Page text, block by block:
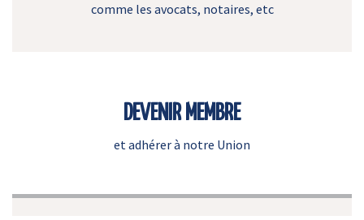
comme les avocats, notaires, etc
DEVENIR MEMBRE
et adhérer à notre Union